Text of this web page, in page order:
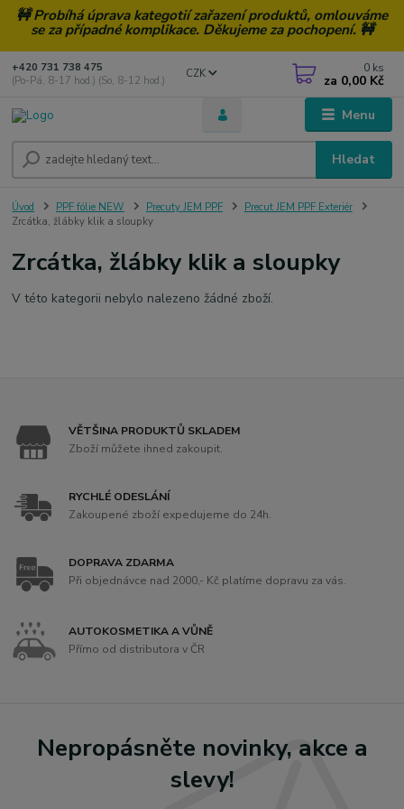
🚧 Probíhá úprava kategotií zařazení produktů, omlouváme
se za případné komplikace. Děkujeme za pochopení. 🚧
Menu
CZK
Hledat
+420 731 738 475
(Po-Pá, 8-17 hod.) (So, 8-12 hod.)
0 ks
za 0,00 Kč
Úvod PPF fólie NEW Precuty JEM PPF
Precut JEM PPF Exteriér
Zrcátka, žlábky klik a sloupky
Zrcátka, žlábky klik a sloupky
V této kategorii nebylo nalezeno žádné zboží.
VĚTŠINA PRODUKTŮ SKLADEM
Zboží můžete ihned zakoupit.
RYCHLÉ ODESLÁNÍ
Zakoupené zboží expedujeme do 24h.
DOPRAVA ZDARMA
Při objednávce nad 2000,- Kč platíme dopravu za vás.
AUTOKOSMETIKA A VŮNĚ
Přímo od distributora v ČR
Nepropásněte novinky, akce a
slevy!